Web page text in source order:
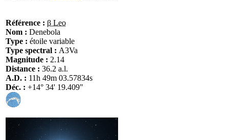
Référence : β Leo
Nom : Denebola
Type : étoile variable
Type spectral : A3Va
Magnitude : 2.14
Distance : 36.2 a.l.
A.D. : 11h 49m 03.57834s
Déc. : +14° 34' 19.409"